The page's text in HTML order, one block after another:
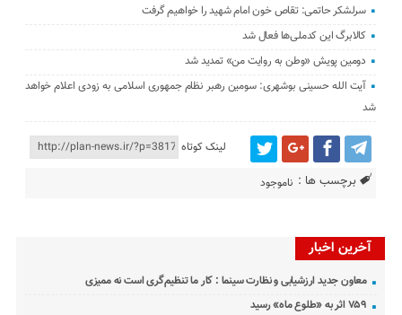
سرلشکر حاتمی: تقاص خون امام شهید را خواهیم گرفت
کالابرگ این کدملی‌ها فعال شد
دومین پویش «وطن به روایت من» تمدید شد
آیت الله حسینی بوشهری: سومین رهبر نظام جمهوری اسلامی به زودی اعلام خواهد
شد
لینک کوتاه
برچسب ها : ناموجود
آخرین اخبار
معاون جدید ارزشیابی و نظارت سینما : کار ما تنظیم‌گری است نه ممیزی
۷۵۹ اثر به «طلوع ماه» رسید